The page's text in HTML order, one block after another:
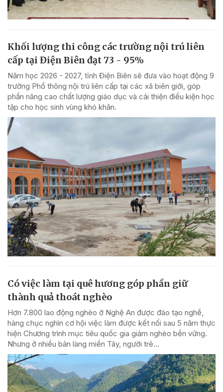
Khối lượng thi công các trường nội trú liên
cấp tại Điện Biên đạt 73 - 95%
Năm học 2026 - 2027, tỉnh Điện Biên sẽ đưa vào hoạt động 9
trường Phổ thông nội trú liên cấp tại các xã biên giới, góp
phần nâng cao chất lượng giáo dục và cải thiện điều kiện học
tập cho học sinh vùng khó khăn.
Có việc làm tại quê hương góp phần giữ
thành quả thoát nghèo
Hơn 7.800 lao động nghèo ở Nghệ An được đào tạo nghề,
hàng chục nghìn cơ hội việc làm được kết nối sau 5 năm thực
hiện Chương trình mục tiêu quốc gia giảm nghèo bền vững.
Nhưng ở nhiều bản làng miền Tây, người trẻ...